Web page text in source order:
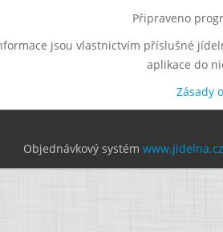
Připraveno
jsou vlastnictvím příslušné
aplikace do
Zásady
Objednávkový systém www.jidelna.cz